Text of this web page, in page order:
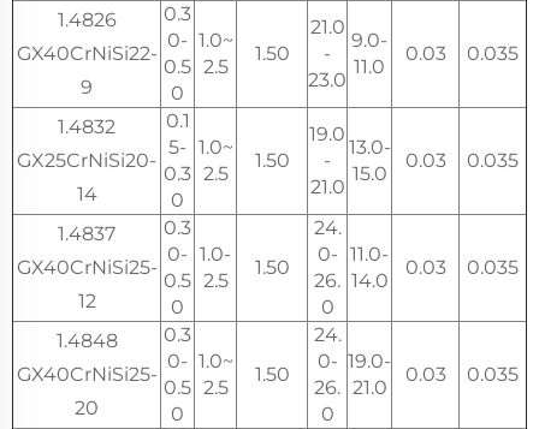
1.4826
GX40CrNiSi22-
9
0.3
0-
0.5
0
1.0~
2.5
1.50
21.0
-
23.0
9.0-
11.0
0.03 0.035
1.4832
GX25CrNiSi20-
14
0.1
5-
0.3
0
1.0~
2.5
1.50
19.0
-
21.0
13.0-
15.0
0.03 0.035
1.4837
GX40CrNiSi25-
12
0.3
0-
0.5
0
1.0-
2.5
1.50
24.
0-
26.
0
11.0-
14.0
0.03 0.035
1.4848
GX40CrNiSi25-
20
0.3
0-
0.5
0
1.0~
2.5
1.50
24.
0-
26.
0
19.0-
21.0
0.03 0.035